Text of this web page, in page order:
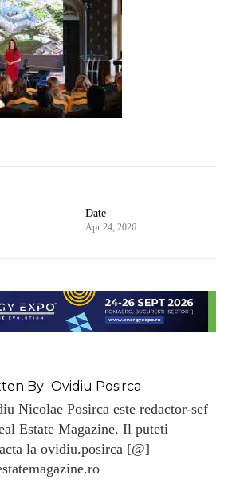
Date
Apr 24, 2026
By Ovidiu Posirca
Nicolae Posirca este redactor-sef
Estate Magazine. Il puteti
la ovidiu.posirca [@]